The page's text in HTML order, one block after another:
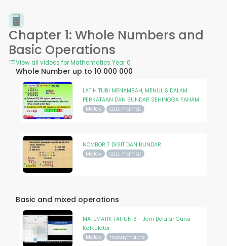
Chapter 1: Whole Numbers and
Basic Operations
View all videos for Mathematics Year 6
Whole Number up to 10 000 000
LATIH TUBI MENAMBAH, MENULIS DALAM
PERKATAAN DAN BUNDAR SEHINGGA FAHAM
Malay aziz mamat
NOMBOR 7 DIGIT DAN BUNDAR.
Malay aziz mamat
Basic and mixed operations
MATEMATIK TAHUN 6 - Jom Belajar Guna
Kalkulator
Malay mskaymaths